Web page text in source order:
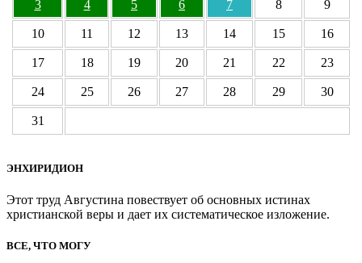
3 4 5 6 7 8 9
10 11 12 13 14 15 16
17 18 19 20 21 22 23
24 25 26 27 28 29 30
31
ЭНХИРИДИОН
Этот труд Августина повествует об основных истинах
христианской веры и дает их систематическое изложение.
ВСЕ, ЧТО МОГУ